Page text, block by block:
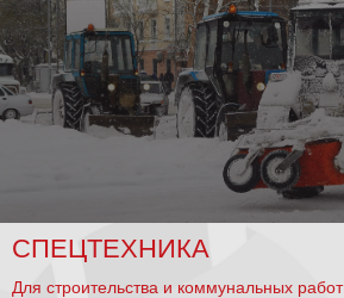
СПЕЦТЕХНИКА
Для строительства и коммунальных работ